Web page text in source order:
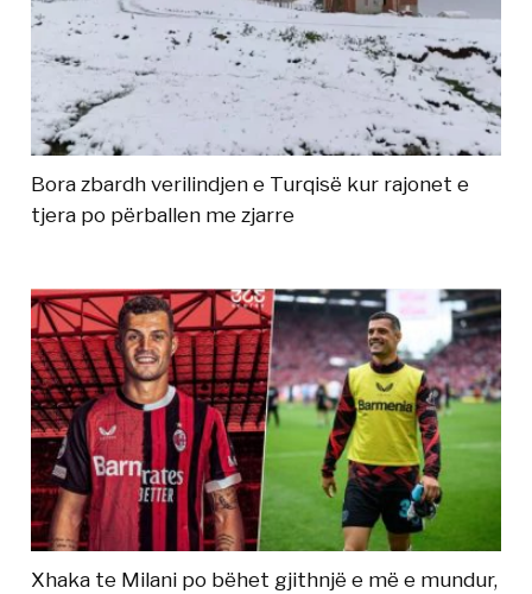
Bora zbardh verilindjen e Turqisë kur rajonet e
tjera po përballen me zjarre
Xhaka te Milani po bëhet gjithnjë e më e mundur,